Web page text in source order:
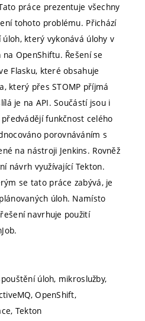
práce prezentuje všechny
tohoto problému. Přichází
který vykonává úlohy v
OpenShiftu. Řešení se
Flasku, které obsahuje
který přes STOMP příjmá
je na API. Součástí jsou i
funkčnost celého
porovnáváním s
na nástroji Jenkins. Rovněž
návrh využívající Tekton.
se tato práce zabývá, je
úloh. Namísto
navrhuje použití
úloh, mikroslužby,
OpenShift,
Tekton